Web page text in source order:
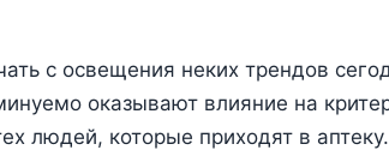
с освещения неких трендов
оказывают влияние на
людей, которые приходят в